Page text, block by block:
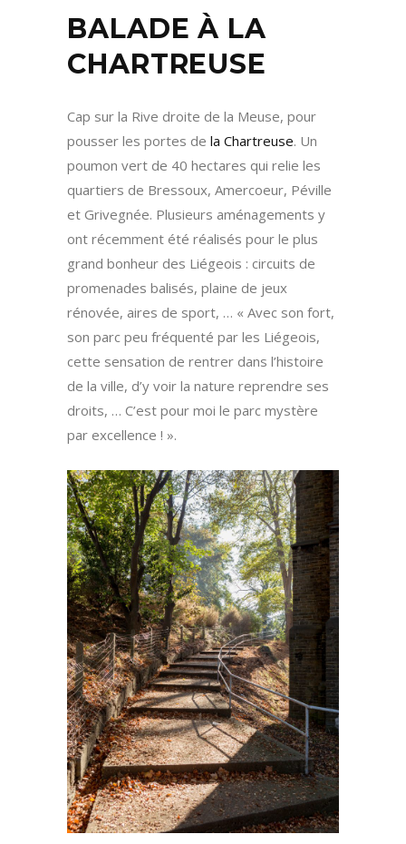
BALADE À LA
CHARTREUSE
Cap sur la Rive droite de la Meuse, pour
pousser les portes de la Chartreuse. Un
poumon vert de 40 hectares qui relie les
quartiers de Bressoux, Amercoeur, Péville
et Grivegnée. Plusieurs aménagements y
ont récemment été réalisés pour le plus
grand bonheur des Liégeois : circuits de
promenades balisés, plaine de jeux
rénovée, aires de sport, … « Avec son fort,
son parc peu fréquenté par les Liégeois,
cette sensation de rentrer dans l’histoire
de la ville, d’y voir la nature reprendre ses
droits, … C’est pour moi le parc mystère
par excellence ! ».